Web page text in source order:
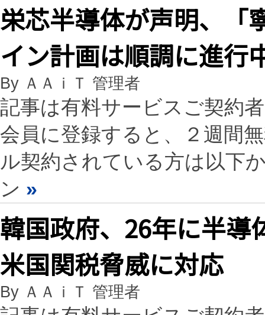
栄芯半導体が声明、「
イン計画は順調に進行
By ＡＡｉＴ 管理者
記事は有料サービスご契約
会員に登録すると、２週間
ル契約されている方は以下
ン »
韓国政府、26年に半導
米国関税脅威に対応
By ＡＡｉＴ 管理者